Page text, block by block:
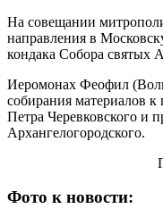
На совещании
направления в
кондака Собора святых
Иеромонах Феофил
собирания материалов
Петра Черевковского и
Архангелогородского.
Фото к новости: